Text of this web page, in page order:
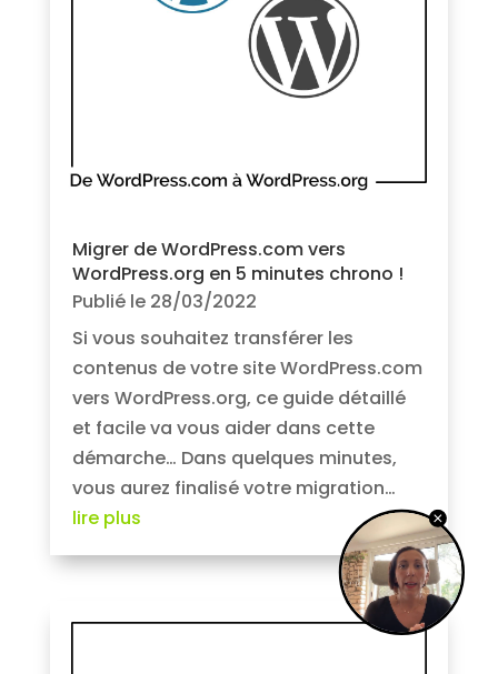
Migrer de WordPress.com vers
WordPress.org en 5 minutes chrono !
Publié le 28/03/2022
Si vous souhaitez transférer les
contenus de votre site WordPress.com
vers WordPress.org, ce guide détaillé
et facile va vous aider dans cette
démarche… Dans quelques minutes,
vous aurez finalisé votre migration…
lire plus